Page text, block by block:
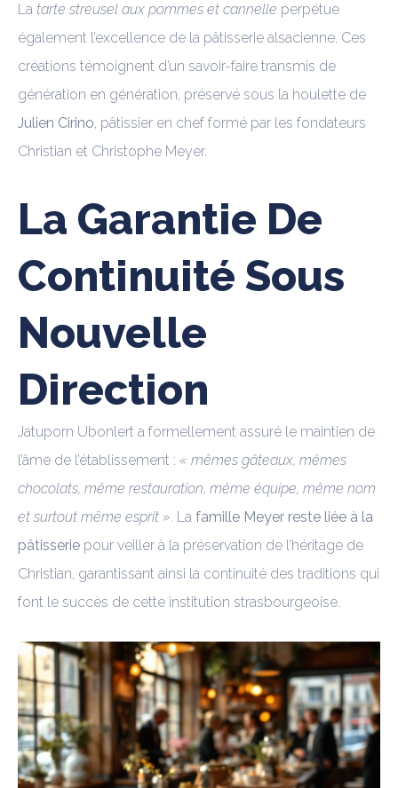
La tarte streusel aux pommes et cannelle perpétue
également l’excellence de la pâtisserie alsacienne. Ces
créations témoignent d’un savoir-faire transmis de
génération en génération, préservé sous la houlette de
Julien Cirino, pâtissier en chef formé par les fondateurs
Christian et Christophe Meyer.
La Garantie De
Continuité Sous
Nouvelle
Direction
Jatuporn Ubonlert a formellement assuré le maintien de
l’âme de l’établissement : « mêmes gâteaux, mêmes
chocolats, même restauration, même équipe, même nom
et surtout même esprit ». La famille Meyer reste liée à la
pâtisserie pour veiller à la préservation de l’héritage de
Christian, garantissant ainsi la continuité des traditions qui
font le succès de cette institution strasbourgeoise.